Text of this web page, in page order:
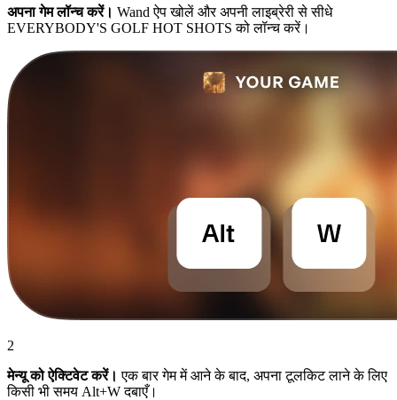
अपना गेम लॉन्च करें। Wand ऐप खोलें और अपनी लाइब्रेरी से सीधे
EVERYBODY'S GOLF HOT SHOTS को लॉन्च करें।
2
मेन्यू को ऐक्टिवेट करें। एक बार गेम में आने के बाद, अपना टूलकिट लाने के लिए
किसी भी समय Alt+W दबाएँ।